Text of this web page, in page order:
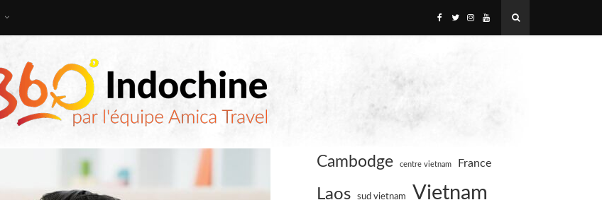
Cambodge centre vietnam France
Laos sud vietnam Vietnam